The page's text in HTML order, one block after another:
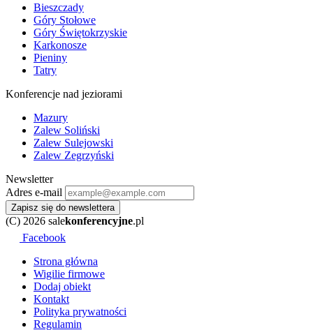
Bieszczady
Góry Stołowe
Góry Świętokrzyskie
Karkonosze
Pieniny
Tatry
Konferencje nad jeziorami
Mazury
Zalew Soliński
Zalew Sulejowski
Zalew Zegrzyński
Newsletter
Adres e-mail
Zapisz się do newslettera
(C) 2026 salekonferencyjne.pl
Facebook
Strona główna
Wigilie firmowe
Dodaj obiekt
Kontakt
Polityka prywatności
Regulamin